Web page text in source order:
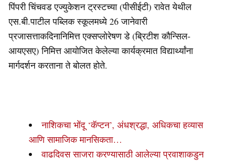
पिंपरी चिंचवड एज्युकेशन ट्रस्टच्या (पीसीईटी) रावेत येथील
एस.बी.पाटील पब्लिक स्कूलमध्ये 26 जानेवारी
प्रजासत्ताकदिनानिमित्त एक्सप्लोरेषण डे (ब्रिटीश कौन्सिल-
आयएसए) निमित्त आयोजित केलेल्या कार्यक्रमात विद्यार्थ्यांना
मार्गदर्शन करताना ते बोलत होते.
नाशिकचा भोंदू ‘कॅप्टन’, अंधश्रद्धा, अधिकचा हव्यास
आणि सामाजिक मानसिकता…
वाढदिवस साजरा करण्यासाठी आलेल्या प्रवाशाकडुन